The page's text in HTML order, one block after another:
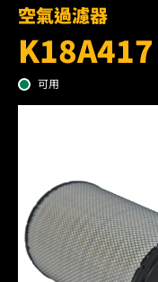
空氣過濾器
K18A417
可用